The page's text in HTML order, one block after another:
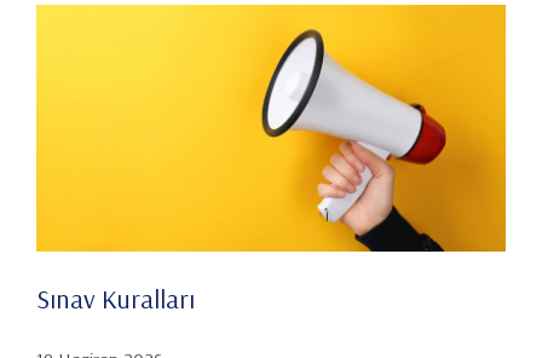
Sınav Kuralları